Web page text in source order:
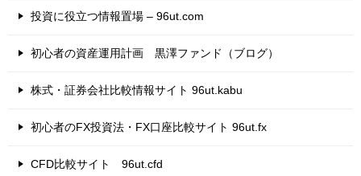
投資に役立つ情報置場 – 96ut.com
初心者の資産運用計画 黒澤ファンド（ブログ）
株式・証券会社比較情報サイト 96ut.kabu
初心者のFX投資法・FX口座比較サイト 96ut.fx
CFD比較サイト 96ut.cfd